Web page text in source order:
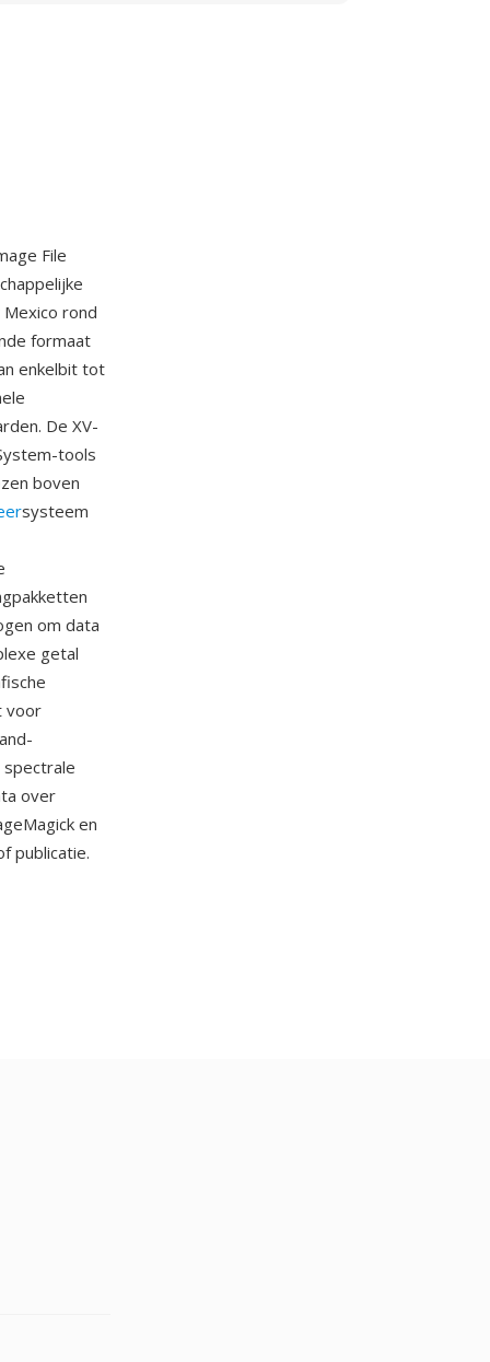
File
rond
formaat
enkelbit tot
De XV-
tools
boven
systeem
om data
getal
voor
over
en
publicatie.